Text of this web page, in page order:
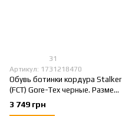
31
Артикул: 1731218470
Обувь ботинки кордура Stalker
(FCT) Gore-Tex черные. Размер
46
3 749 грн